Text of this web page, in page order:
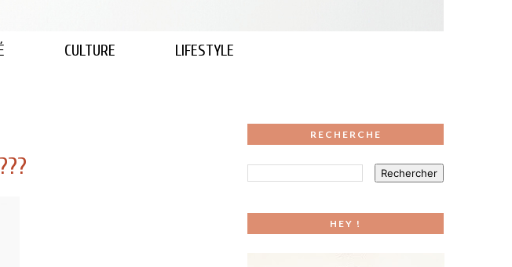
CULTURE LIFESTYLE
RECHERCHE
HEY !